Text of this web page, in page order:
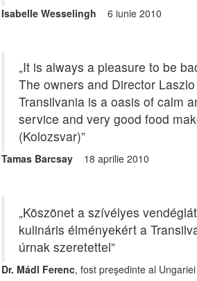
Isabelle Wesselingh 6 iunie 2010
„It is always a pleasure to be
The owners and Director
Transilvania is a oasis of calm
service and very good food
(Kolozsvar)”
Tamas Barcsay 18 aprilie 2010
„Köszönet a szívélyes
kulináris élményekért a
úrnak szeretettel”
Dr. Mádl Ferenc, fost preşedinte al